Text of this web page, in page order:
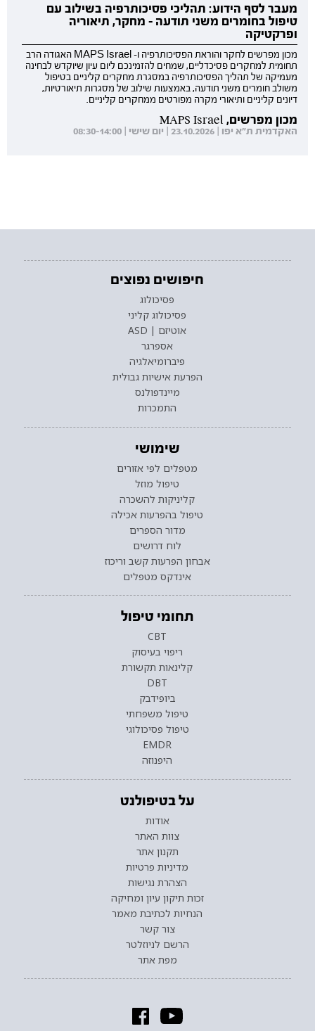
מעבר לסף הידוע: תהליכי פסיכותרפיה בשילוב עם
טיפול בחומרים משני תודעה - מחקר, תיאוריה
ופרקטיקה
מכון מפרשים לחקר והוראת הפסיכותרפיה ו- MAPS Israel האגודה הרב
תחומית למחקרים פסיכדליים, שמחים להזמינכם ליום עיון שיוקדש לבחינה
מעמיקה של תהליך הפסיכותרפיה במסגרת מחקרים קליניים בטיפול
משולב חומרים משני תודעה, באמצעות שילוב של מסגרות תיאורטיות,
דיונים קליניים ותיאורי מקרה מפורטים ממחקרים קליניים.
מכון מפרשים, MAPS Israel
האקדמית ת"א יפו | 23.10.2026 | יום שישי | 08:30-14:00
חיפושים נפוצים
פסיכולוג
פסיכולוג קליני
אוטיזם | ASD
אספרגר
פיברומיאלגיה
הפרעת אישיות גבולית
מיינדפולנס
התמכרות
שימושי
מטפלים לפי אזורים
טיפול מוזל
קליניקות להשכרה
טיפול בהפרעות אכילה
מדור הספרים
לוח דרושים
אבחון הפרעות קשב וריכוז
אינדקס מטפלים
תחומי טיפול
CBT
ריפוי בעיסוק
קלינאות תקשורת
DBT
ביופידבק
טיפול משפחתי
טיפול פסיכולוגי
EMDR
היפנוזה
על בטיפולנט
אודות
צוות האתר
תקנון אתר
מדיניות פרטיות
הצהרת נגישות
זכות תיקון עיון ומחיקה
הנחיות לכתיבת מאמר
צור קשר
הרשם לניוזלטר
מפת אתר